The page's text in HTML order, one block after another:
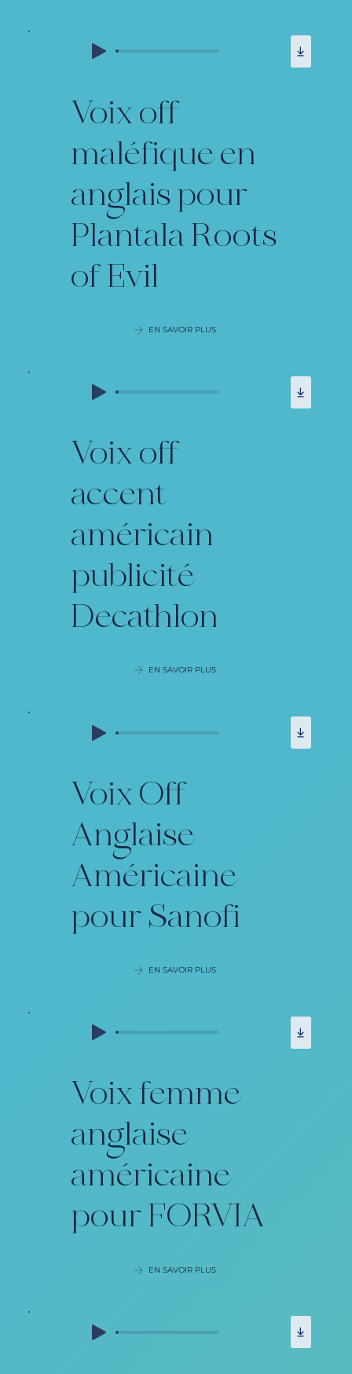
Voix off
maléfique en
anglais pour
Plantala Roots
of Evil
EN SAVOIR PLUS
Voix off
accent
américain
publicité
Decathlon
EN SAVOIR PLUS
Voix Off
Anglaise
Américaine
pour Sanofi
EN SAVOIR PLUS
Voix femme
anglaise
américaine
pour FORVIA
EN SAVOIR PLUS